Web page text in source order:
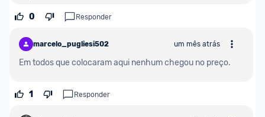
0 Responder
marcelo_pugliesi50267 um mês atrás
Em todos que colocaram aqui nenhum chegou no preço.
1 Responder